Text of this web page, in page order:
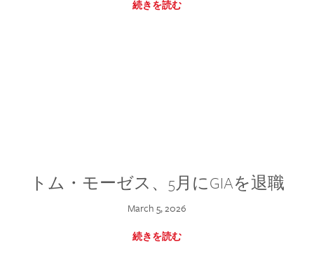
続きを読む
トム・モーゼス、5月にGIAを退職
March 5, 2026
続きを読む